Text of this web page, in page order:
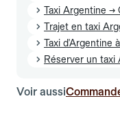
Taxi Argentine →
Trajet en taxi
Taxi d'Argentine
Réserver un
Voir aussi